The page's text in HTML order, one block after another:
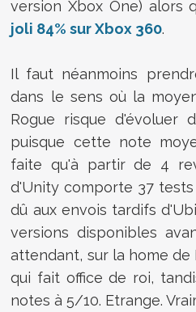
version Xbox One) alors
joli 84% sur Xbox 360.
Il faut néanmoins
dans le sens où la
Rogue risque d'évoluer
puisque cette note
faite qu'à partir de 4
d'Unity comporte 37
dû aux envois tardifs
versions disponibles
attendant, sur la home de
qui fait office de roi,
notes à 5/10. Etrange.